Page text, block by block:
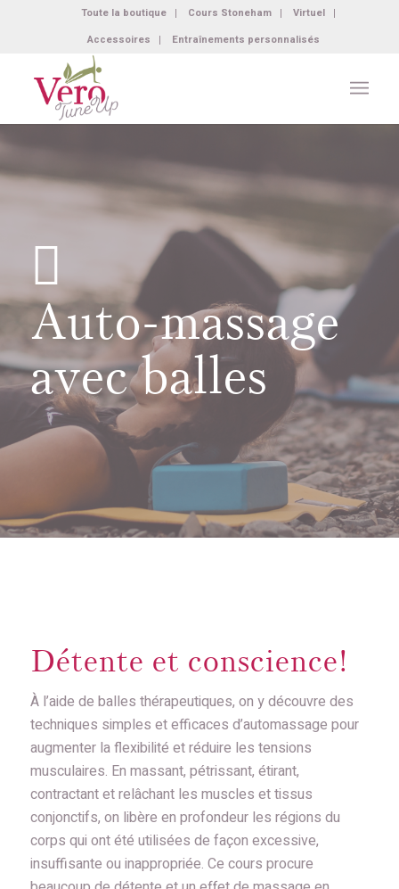
Toute la boutique Cours Stoneham
Virtuel
Accessoires
Entraînements personnalisés
Auto-massage
avec balles
Détente et conscience!
À l’aide de balles thérapeutiques, on y découvre des
techniques simples et efficaces d’automassage pour
augmenter la flexibilité et réduire les tensions
musculaires. En massant, pétrissant, étirant,
contractant et relâchant les muscles et tissus
conjonctifs, on libère en profondeur les régions du
corps qui ont été utilisées de façon excessive,
insuffisante ou inappropriée. Ce cours procure